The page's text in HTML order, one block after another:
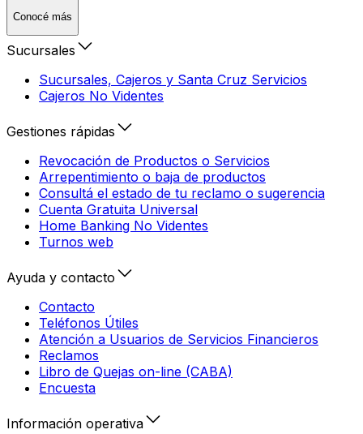
Conocé más
Sucursales
Sucursales, Cajeros y Santa Cruz Servicios
Cajeros No Videntes
Gestiones rápidas
Revocación de Productos o Servicios
Arrepentimiento o baja de productos
Consultá el estado de tu reclamo o sugerencia
Cuenta Gratuita Universal
Home Banking No Videntes
Turnos web
Ayuda y contacto
Contacto
Teléfonos Útiles
Atención a Usuarios de Servicios Financieros
Reclamos
Libro de Quejas on-line (CABA)
Encuesta
Información operativa